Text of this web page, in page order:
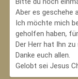
Aber es geschehe
Ich möchte mich
geholfen haben,
Der Herr hat Ihn
Danke euch allen.
Gelobt sei Jesus